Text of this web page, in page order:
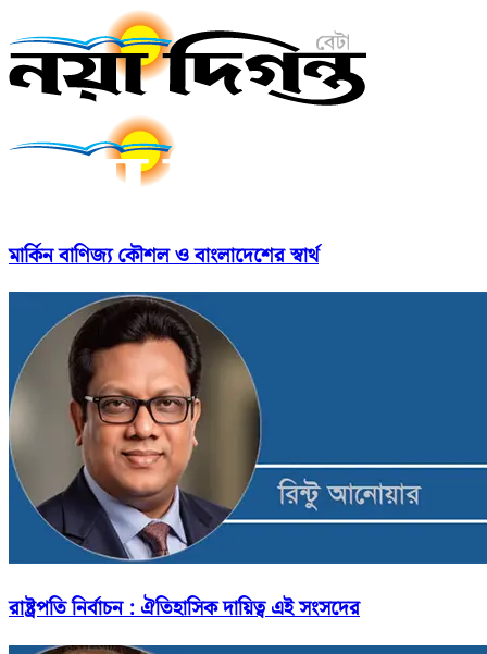
মার্কিন বাণিজ্য কৌশল ও বাংলাদেশের স্বার্থ
রাষ্ট্রপতি নির্বাচন : ঐতিহাসিক দায়িত্ব এই সংসদের